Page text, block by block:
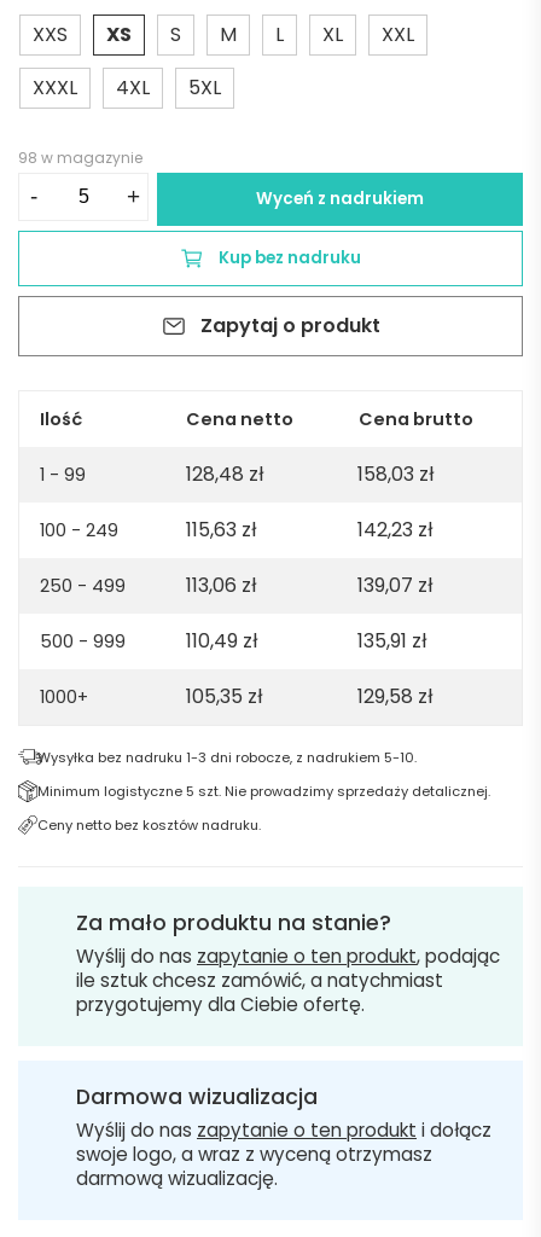
XXS
XS S M L XL
XXL
XXXL
4XL 5XL
98 w magazynie
-
z
z
+ Wyceń z nadrukiem
Kup bez nadruku
Zapytaj o produkt
Ilość Cena netto Cena brutto
1 - 99 128,48 zł 158,03 zł
100 - 249 115,63 zł 142,23 zł
250 - 499 113,06 zł 139,07 zł
500 - 999 110,49 zł 135,91 zł
1000+ 105,35 zł 129,58 zł
Wysyłka bez nadruku 1-3 dni robocze, z nadrukiem 5-10.
Minimum logistyczne 5 szt. Nie prowadzimy sprzedaży detalicznej.
Ceny netto bez kosztów nadruku.
Za mało produktu na stanie?
Wyślij do nas zapytanie o ten produkt, podając
ile sztuk chcesz zamówić, a natychmiast
przygotujemy dla Ciebie ofertę.
Darmowa wizualizacja
Wyślij do nas zapytanie o ten produkt i dołącz
swoje logo, a wraz z wyceną otrzymasz
darmową wizualizację.